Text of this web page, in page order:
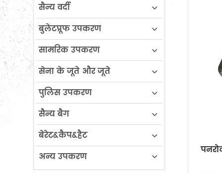
सैन्य वर्दी
बुलेटप्रूफ उपकरण
सामरिक उपकरण
सेना के जूते और जूते
पुलिस उपकरण
सैन्य बैग
बेरेट&कैप&हैट
अन्य उपकरण